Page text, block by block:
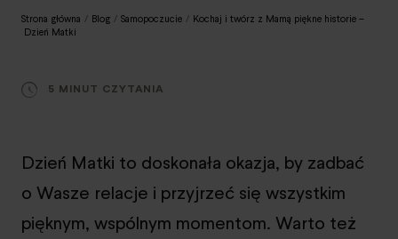
Strona główna / Blog / Samopoczucie / Kochaj i twórz z Mamą piękne historie –
Dzień Matki
5 MINUT CZYTANIA
Dzień Matki to doskonała okazja, by zadbać
o Wasze relacje i przyjrzeć się wszystkim
pięknym, wspólnym momentom. Warto też